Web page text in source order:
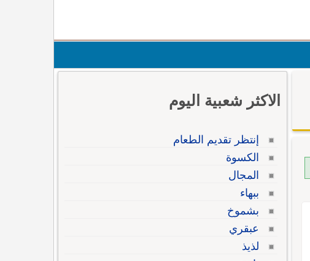
الاكثر شعبية اليوم
إنتظر تقديم الطعام
الكسوة
المجال
ببهاء
بشموخ
عبقري
لذيذ